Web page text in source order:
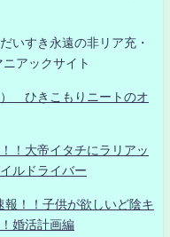
いすき永遠の非リア充・
アックサイト
） ひきこもりニートのオ
！大帝イタチにラリアッ
ルドライバー
報！！子供が欲しいど陰キ
婚活計画編